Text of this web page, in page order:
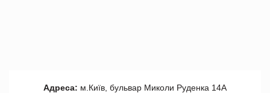
Адреса: м.Київ, бульвар Миколи Руденка 14А